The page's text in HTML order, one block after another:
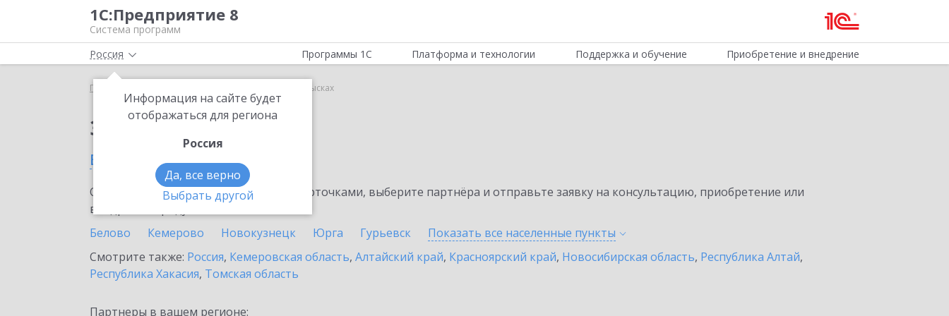
1С:Предприятие 8
Система программ
Россия
Информация на сайте будет
отображаться для региона
Россия
Да, все верно
Выбрать другой
Программы 1С Платформа и технологии Поддержка и обучение Приобретение и внедрение
Главная 1С:Share в Мысках
Заказать 1С:Share
в Мысках
Ознакомьтесь с информационными карточками, выберите партнёра и отправьте заявку на консультацию, приобретение или
внедрение продукта.
Белово
Кемерово Новокузнецк Юрга Гурьевск Показать все населенные пункты
Смотрите также: Россия, Кемеровская область, Алтайский край, Красноярский край, Новосибирская область, Республика Алтай,
Республика Хакасия, Томская область
Партнеры в вашем регионе: